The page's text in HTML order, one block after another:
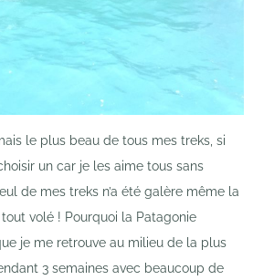
le plus beau de tous mes treks, si
un car je les aime tous sans
de mes treks n’a été galère même la
tout volé ! Pourquoi la Patagonie
je me retrouve au milieu de la plus
3 semaines avec beaucoup de